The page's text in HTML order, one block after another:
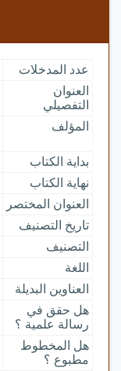
عدد المدخلات
العنوان
التفصيلي
المؤلف
بداية الكتاب
نهاية الكتاب
العنوان المختصر
تاريخ التصنيف
التصنيف
اللغة
العناوين البديلة
هل حقق في
رسالة علمية ؟
هل المخطوط
مطبوع ؟